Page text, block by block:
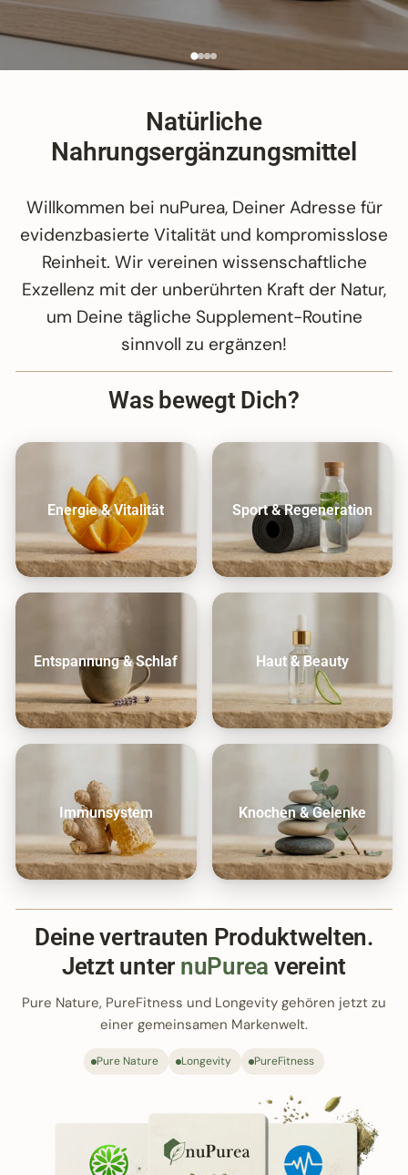
Natürliche
Nahrungsergänzungsmittel
Willkommen bei nuPurea, Deiner Adresse für
evidenzbasierte Vitalität und kompromisslose
Reinheit. Wir vereinen wissenschaftliche
Exzellenz mit der unberührten Kraft der Natur,
um Deine tägliche Supplement-Routine
sinnvoll zu ergänzen!
Was bewegt Dich?
Energie & Vitalität Sport & Regeneration
Entspannung & Schlaf Haut & Beauty
Immunsystem Knochen & Gelenke
Deine vertrauten Produktwelten.
Jetzt unter nuPurea vereint
Pure Nature, PureFitness und Longevity gehören jetzt zu
einer gemeinsamen Markenwelt.
Pure Nature Longevity PureFitness